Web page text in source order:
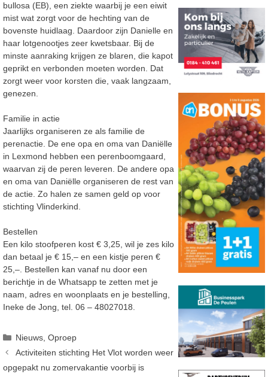
bullosa (EB), een ziekte waarbij je een eiwit
mist wat zorgt voor de hechting van de
bovenste huidlaag. Daardoor zijn Danielle en
haar lotgenootjes zeer kwetsbaar. Bij de
minste aanraking krijgen ze blaren, die kapot
geprikt en verbonden moeten worden. Dat
zorgt weer voor korsten die, vaak langzaam,
genezen.
Familie in actie
Jaarlijks organiseren ze als familie de
perenactie. De ene opa en oma van Daniëlle
in Lexmond hebben een perenboomgaard,
waarvan zij de peren leveren. De andere opa
en oma van Daniëlle organiseren de rest van
de actie. Zo halen ze samen geld op voor
stichting Vlinderkind.
Bestellen
Een kilo stoofperen kost € 3,25, wil je zes kilo
dan betaal je € 15,– en een kistje peren €
25,–. Bestellen kan vanaf nu door een
berichtje in de Whatsapp te zetten met je
naam, adres en woonplaats en je bestelling,
Ineke de Jong, tel. 06 – 48027018.
Categorieën
Nieuws,Oproep
Activiteiten stichting Het Vlot worden weer
opgepakt nu zomervakantie voorbij is